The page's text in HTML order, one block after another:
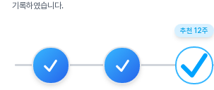
기록하였습니다.
추천 12주